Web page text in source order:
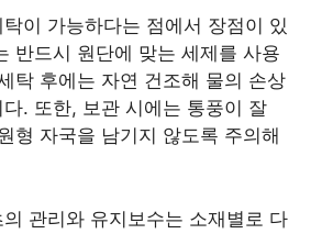
이 가능하다는 점에서 장점이 있
반드시 원단에 맞는 세제를 사용
탁 후에는 자연 건조해 물의 손상
. 또한, 보관 시에는 통풍이 잘
형 자국을 남기지 않도록 주의해
관리와 유지보수는 소재별로 다